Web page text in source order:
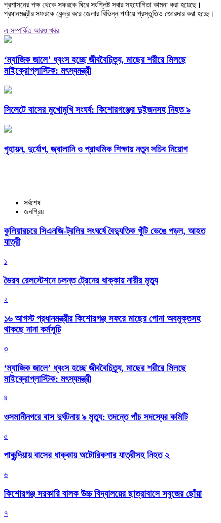
প্রশাসনের পক্ষ থেকে সফরকে ঘিরে সংশ্লিষ্ট সবার সহযোগিতা কামনা করা হয়েছে।
প্রধানমন্ত্রীর সফরকে কেন্দ্র করে জেলার বিভিন্ন পর্যায়ে প্রস্তুতিও জোরদার করা হচ্ছে।
এ সম্পর্কিত আরও খবর
‘ম্যাজিক জালে’ ধ্বংস হচ্ছে জীববৈচিত্র্য, মাছের শরীরে মিলছে
মাইক্রোপ্লাস্টিক: মৎস্যমন্ত্রী
সিলেটে বাসের মুখোমুখি সংঘর্ষ: কিশোরগঞ্জের দুইজনসহ নিহত ৯
গৃহায়ন, দুর্যোগ, জ্বালানি ও প্রাথমিক শিক্ষায় নতুন সচিব নিয়োগ
সর্বশেষ
জনপ্রিয়
কুলিয়ারচরে সিএনজি-ট্রলির সংঘর্ষে বৈদ্যুতিক খুঁটি ভেঙে পড়ল, আহত
যাত্রী
১
ভৈরব রেলস্টেশনে চলন্ত ট্রেনের ধাক্কায় নারীর মৃত্যু
২
১৬ আগস্ট প্রধানমন্ত্রীর কিশোরগঞ্জ সফরে মাছের পোনা অবমুক্তসহ
থাকছে নানা কর্মসূচি
৩
‘ম্যাজিক জালে’ ধ্বংস হচ্ছে জীববৈচিত্র্য, মাছের শরীরে মিলছে
মাইক্রোপ্লাস্টিক: মৎস্যমন্ত্রী
৪
ওসমানীনগরে বাস দুর্ঘটনায় ৯ মৃত্যু: তদন্তে পাঁচ সদস্যের কমিটি
৫
পাকুন্দিয়ায় বাসের ধাক্কায় অটোরিকশার যাত্রীসহ নিহত ২
৬
কিশোরগঞ্জ সরকারি বালক উচ্চ বিদ্যালয়ের ছাত্রাবাসে সবুজের ছোঁয়া
৭